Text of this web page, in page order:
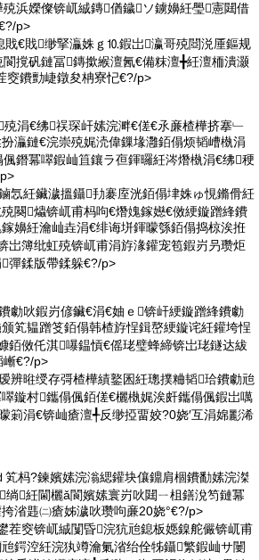
浜嬫儏锛屼絾鏄偤鐬ソ鐪嬶紝璺憲閮借
p>
戝€戝缈掔灜姝ｇ⒑鍜岀瀛哥殑閸涚厜鏂规
撹矾鏈冨鏄撳緱澶氥€備粖澶╋紝澶栭潰灏
窔鐨勯崨鐓夋柟寮忋€?/p>
涓€绋祦琛屽嫊浣溿€傞€氶亷楂樺挤搴﹂
灜鏈€浣崇殑娓涜偉鏁堟灉銆傝烦韬嶆槸涓
鐕冪噿鍜屾笡鑲ラ亱鍕曪紝涔熸槸涓€绋稉
忥紝鑶濊搵鑷劧褰庢洸銆傝垏姝ゅ悓鏅傦紝
闋爞锛屼甫杩呴€熸媿鎵嬨€傚綆鏇蹭綘鐨
嬶紝瀹屾垚涓€绯诲垪鍕曚綔銆傝捣椋涘拰
岀簿纰虹殑锛屼甫涓斿湪鑵宠笣鍜岃叧瓒炬
彈鍒版帶鍒躲€?/p>
勮吙鍜岃偐鑶€涓€妯ｅ锛屽綆鏇蹭綘鐨勮
笂韫蹭笅銆傝韩楂斿悜鍓嶅綆鏇诧紝鑵垮悜
銆傚仛淇嚗鎾愩€傜珯璧蜂締锛岀珯鐩达紱
嶃€?/p>
辨暀绶存彁楂樺績鐜囷紝璁撲粬韬珨鐨勮兘
鏇村鑴傝偑銆傞€欐槸娓涘皯鑴傝偑鍜岀噧
箣涓€锛屾瘡澶╃反缈掗畱姣?0娆′互涓婂彲浠
杩?鍊嬪嫊浣滃緦鑵块儴鐤肩棝鐨勫嫊浣滐
紝閫欐ǎ閬嬪嫊寰岃吙閮ㄧ柤鐥涗笉鏈冪
渻韪㈡瘡姊濊吙瓒呴亷20娆°€?/p>
茬窔锛屼絾闅昏浣犺兘鎴板嫕鎳舵儼锛屼甫
鍔涳紝浣犱竴瀹氭渻绐佺牬鑷繁鍜屾サ闄